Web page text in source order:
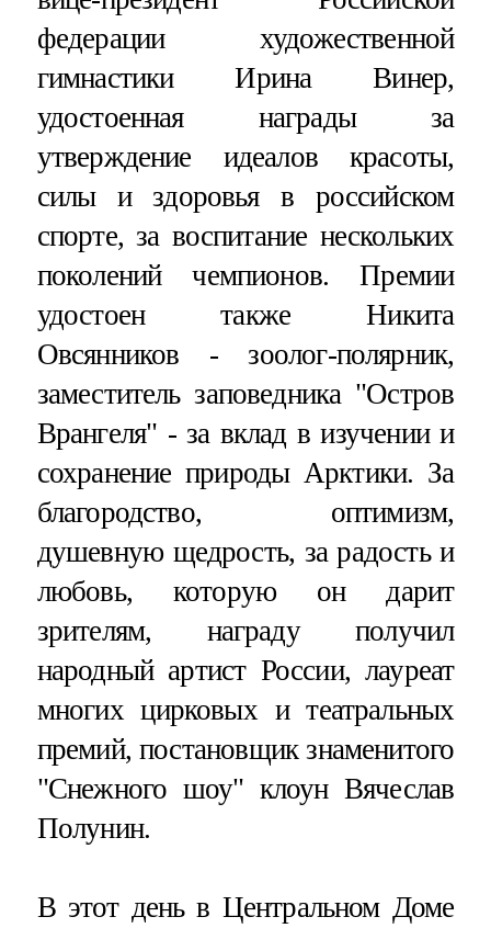
федерации художественной
гимнастики Ирина Винер,
удостоенная награды за
утверждение идеалов красоты,
силы и здоровья в российском
спорте, за воспитание нескольких
поколений чемпионов. Премии
удостоен также Никита
Овсянников - зоолог-полярник,
заместитель заповедника "Остров
Врангеля" - за вклад в изучении и
сохранение природы Арктики. За
благородство, оптимизм,
душевную щедрость, за радость и
любовь, которую он дарит
зрителям, награду получил
народный артист России, лауреат
многих цирковых и театральных
премий, постановщик знаменитого
"Снежного шоу" клоун Вячеслав
Полунин.
В этот день в Центральном Доме